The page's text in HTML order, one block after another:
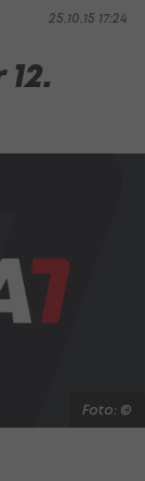
25.10.15 17:24
Foto: ©